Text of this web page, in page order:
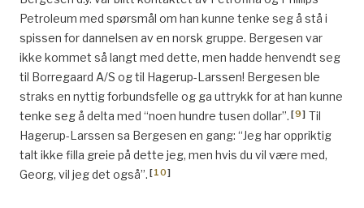
Petroleum med spørsmål om han kunne tenke seg å stå i
spissen for dannelsen av en norsk gruppe. Bergesen var
ikke kommet så langt med dette, men hadde henvendt seg
til Borregaard A/S og til Hagerup-Larssen! Bergesen ble
straks en nyttig forbundsfelle og ga uttrykk for at han kunne
tenke seg å delta med “noen hundre tusen dollar”. [9] Til
Hagerup-Larssen sa Bergesen en gang: “Jeg har oppriktig
talt ikke filla greie på dette jeg, men hvis du vil være med,
Georg, vil jeg det også”. [10]